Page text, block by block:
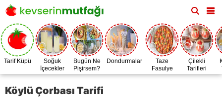
Tarif Küpü
Soğuk
İçecekler
Bugün Ne
Pişirsem?
Dondurmalar
Taze
Fasulye
Zamanı
Çilekli
Tarifleri
Köylü Çorbası Tarifi